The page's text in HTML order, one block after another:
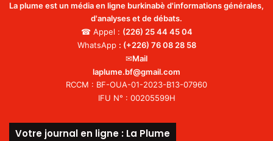
La plume est un média en ligne burkinabè d'informations générales,
d'analyses et de débats.
☎ Appel : (226) 25 44 45 04
WhatsApp : (+226) 76 08 28 58
✉Mail
laplume.bf@gmail.com
RCCM : BF-OUA-01-2023-B13-07960
IFU N° : 00205599H
Votre journal en ligne : La Plume